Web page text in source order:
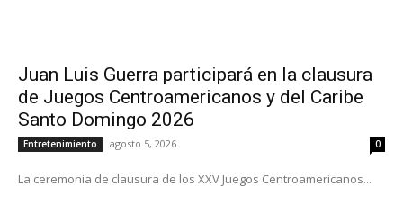
Juan Luis Guerra participará en la clausura
de Juegos Centroamericanos y del Caribe
Santo Domingo 2026
Entretenimiento agosto 5, 2026 0
La ceremonia de clausura de los XXV Juegos Centroamericanos...